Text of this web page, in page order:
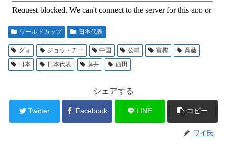
ワールドカップ 日本代表
グォ ジョウ・チー 中国 公輔 富樫
斉藤
日本
日本代表 藤井 西田
シェアする
Twitter Facebook LINE コピー
ワイ氏